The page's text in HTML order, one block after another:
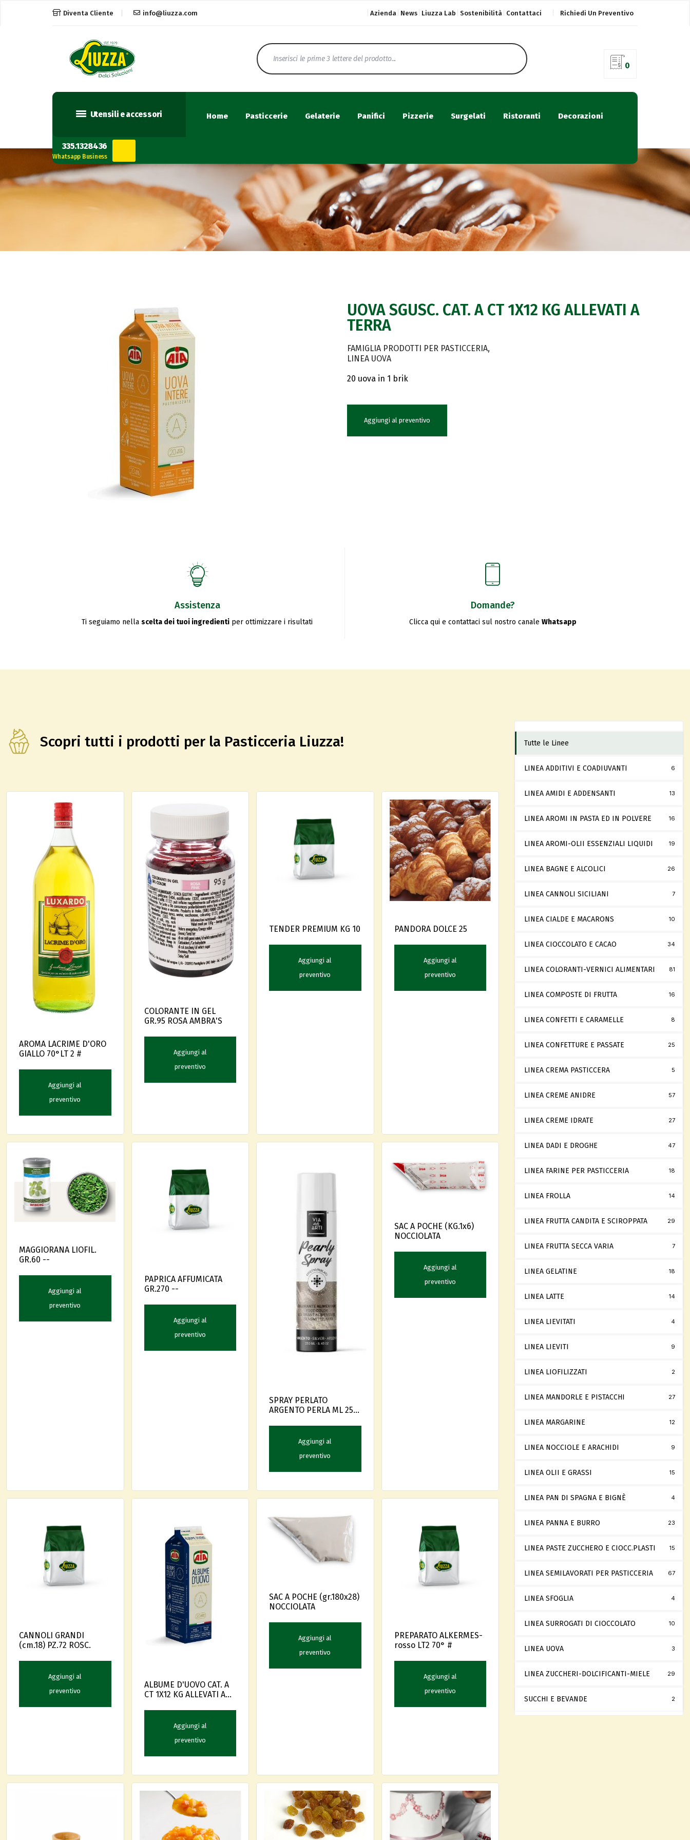
Diventa Cliente info@liuzza.com Azienda News Liuzza Lab Sostenibilità Contattaci Richiedi Un Preventivo
0
Utensili e accessori Home Pasticcerie Gelaterie Panifici Pizzerie Surgelati Ristoranti Decorazioni
335.1328436
Whatsapp Business
UOVA SGUSC. CAT. A CT 1X12 KG ALLEVATI A
TERRA
FAMIGLIA PRODOTTI PER PASTICCERIA
LINEA UOVA
20 uova in 1 brik
Aggiungi al preventivo
Assistenza
Ti seguiamo nella scelta dei tuoi ingredienti per ottimizzare i risultati
Domande?
Clicca qui e contattaci sul nostro canale Whatsapp
Scopri tutti i prodotti per la Pasticceria Liuzza!
AROMA LACRIME D'ORO
GIALLO 70°LT 2 #
Aggiungi al
preventivo
COLORANTE IN GEL
GR.95 ROSA AMBRA'S
Aggiungi al
preventivo
TENDER PREMIUM KG 10
Aggiungi al
preventivo
PANDORA DOLCE 25
Aggiungi al
preventivo
MAGGIORANA LIOFIL.
GR.60 --
Aggiungi al
preventivo
PAPRICA AFFUMICATA
GR.270 --
Aggiungi al
preventivo
SPRAY PERLATO
ARGENTO PERLA ML 250
Aggiungi al
preventivo
SAC A POCHE (KG.1x6)
NOCCIOLATA
Aggiungi al
preventivo
CANNOLI GRANDI
(cm.18) PZ.72 ROSC.
Aggiungi al
preventivo
ALBUME D'UOVO CAT. A
CT 1X12 KG ALLEVATI A
Aggiungi al
preventivo
SAC A POCHE (gr.180x28)
NOCCIOLATA
Aggiungi al
preventivo
PREPARATO ALKERMES-
rosso LT2 70° #
Aggiungi al
preventivo
Tutte le Linee
LINEA ADDITIVI E COADIUVANTI 6
LINEA AMIDI E ADDENSANTI 13
LINEA AROMI IN PASTA ED IN POLVERE 16
LINEA AROMI-OLII ESSENZIALI LIQUIDI 19
LINEA BAGNE E ALCOLICI 26
LINEA CANNOLI SICILIANI 7
LINEA CIALDE E MACARONS 10
LINEA CIOCCOLATO E CACAO 34
LINEA COLORANTI-VERNICI ALIMENTARI 81
LINEA COMPOSTE DI FRUTTA 16
LINEA CONFETTI E CARAMELLE 8
LINEA CONFETTURE E PASSATE 25
LINEA CREMA PASTICCERA 5
LINEA CREME ANIDRE 57
LINEA CREME IDRATE 27
LINEA DADI E DROGHE 47
LINEA FARINE PER PASTICCERIA 18
LINEA FROLLA 14
LINEA FRUTTA CANDITA E SCIROPPATA 29
LINEA FRUTTA SECCA VARIA 7
LINEA GELATINE 18
LINEA LATTE 14
LINEA LIEVITATI 4
LINEA LIEVITI 9
LINEA LIOFILIZZATI 2
LINEA MANDORLE E PISTACCHI 27
LINEA MARGARINE 12
LINEA NOCCIOLE E ARACHIDI 9
LINEA OLII E GRASSI 15
LINEA PAN DI SPAGNA E BIGNÈ 4
LINEA PANNA E BURRO 23
LINEA PASTE ZUCCHERO E CIOCC.PLASTI 15
LINEA SEMILAVORATI PER PASTICCERIA 67
LINEA SFOGLIA 4
LINEA SURROGATI DI CIOCCOLATO 10
LINEA UOVA 3
LINEA ZUCCHERI-DOLCIFICANTI-MIELE 29
SUCCHI E BEVANDE 2